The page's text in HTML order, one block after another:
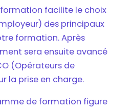
facilite le choix
des principaux
formation. Après
sera ensuite avancé
(Opérateurs de
la prise en charge.
de formation figure